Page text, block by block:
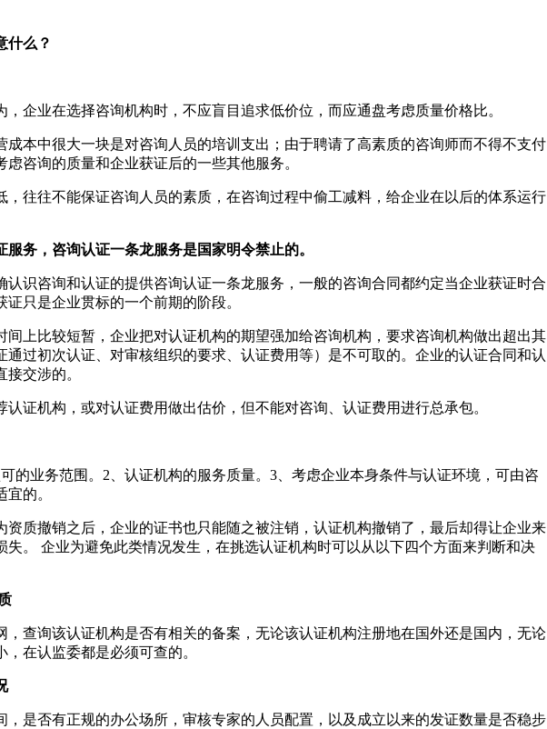
什么？
，企业在选择咨询机构时，不应盲目追求低价位，而应通盘考虑质量价格比。
成本中很大一块是对咨询人员的培训支出；由于聘请了高素质的咨询师而不得不支付
虑咨询的质量和企业获证后的一些其他服务。
，往往不能保证咨询人员的素质，在咨询过程中偷工减料，给企业在以后的体系运行
服务，咨询认证一条龙服务是国家明令禁止的。
认识咨询和认证的提供咨询认证一条龙服务，一般的咨询合同都约定当企业获证时合
证只是企业贯标的一个前期的阶段。
间上比较短暂，企业把对认证机构的期望强加给咨询机构，要求咨询机构做出超出其
通过初次认证、对审核组织的要求、认证费用等）是不可取的。企业的认证合同和认
交涉的。
认证机构，或对认证费用做出估价，但不能对咨询、认证费用进行总承包。
的业务范围。2、认证机构的服务质量。3、考虑企业本身条件与认证环境，可由咨
的。
资质撤销之后，企业的证书也只能随之被注销，认证机构撤销了，最后却得让企业来
失。 企业为避免此类情况发生，在挑选认证机构时可以从以下四个方面来判断和决
，查询该认证机构是否有相关的备案，无论该认证机构注册地在国外还是国内，无论
在认监委都是必须可查的。
，是否有正规的办公场所，审核专家的人员配置，以及成立以来的发证数量是否稳步